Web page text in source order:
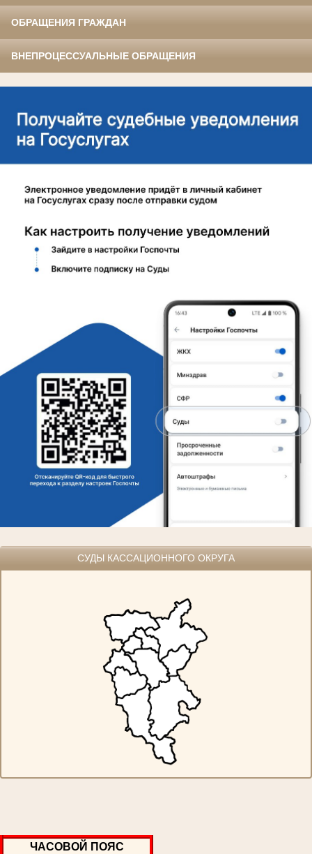
ОБРАЩЕНИЯ ГРАЖДАН
ВНЕПРОЦЕССУАЛЬНЫЕ ОБРАЩЕНИЯ
СУДЫ КАССАЦИОННОГО ОКРУГА
ЧАСОВОЙ ПОЯС